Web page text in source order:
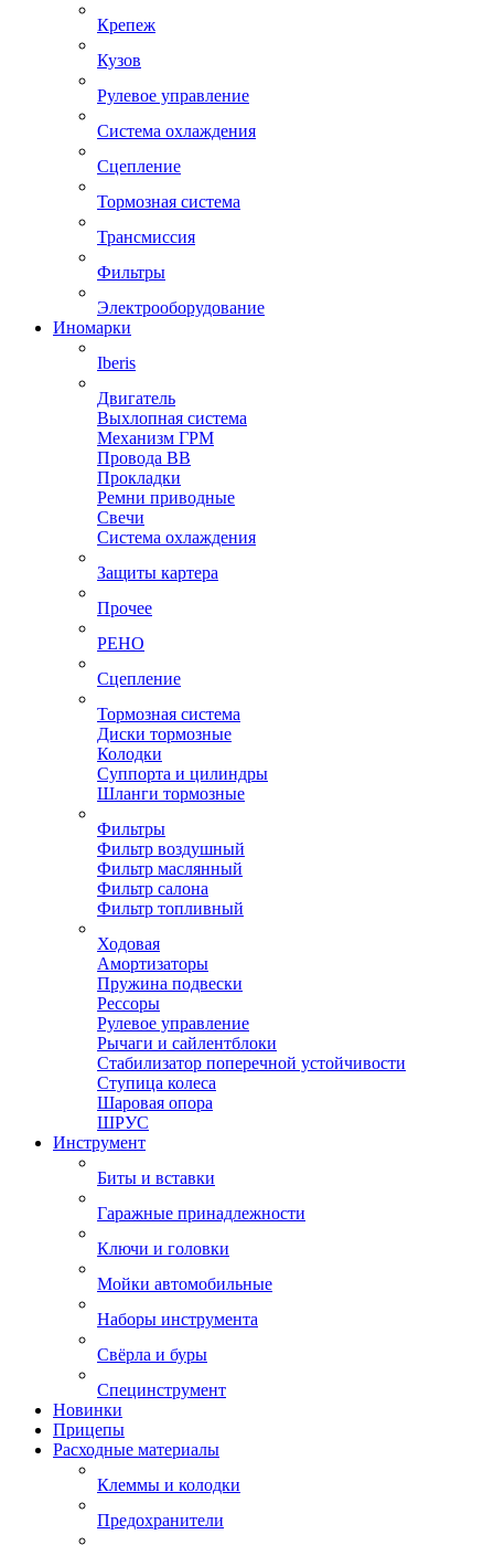
Крепеж
Кузов
Рулевое управление
Система охлаждения
Сцепление
Тормозная система
Трансмиссия
Фильтры
Электрооборудование
Иномарки
Iberis
Двигатель
Выхлопная система
Механизм ГРМ
Провода ВВ
Прокладки
Ремни приводные
Свечи
Система охлаждения
Защиты картера
Прочее
РЕНО
Сцепление
Тормозная система
Диски тормозные
Колодки
Суппорта и цилиндры
Шланги тормозные
Фильтры
Фильтр воздушный
Фильтр маслянный
Фильтр салона
Фильтр топливный
Ходовая
Амортизаторы
Пружина подвески
Рессоры
Рулевое управление
Рычаги и сайлентблоки
Стабилизатор поперечной устойчивости
Ступица колеса
Шаровая опора
ШРУС
Инструмент
Биты и вставки
Гаражные принадлежности
Ключи и головки
Мойки автомобильные
Наборы инструмента
Свёрла и буры
Специнструмент
Новинки
Прицепы
Расходные материалы
Клеммы и колодки
Предохранители